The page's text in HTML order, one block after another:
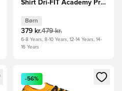
Shirt Dri-FIT Academy Pro
Børn
Børn
379 kr.479 kr.
6-8 Years, 8-10 Years, 12-14 Years, 14-
16 Years
ind eller tilmelde dig som
Åbner en Modal til at logge
-56%